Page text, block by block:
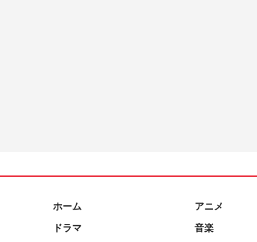
ホーム
ドラマ
アニメ
音楽